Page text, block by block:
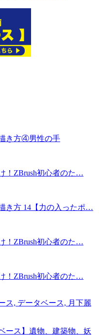
き方④男性の手
！ZBrush初心者のた…
き方 14【力の入ったポ…
！ZBrush初心者のた…
！ZBrush初心者のた…
ス, データベース, 月下麗
ース】遺物、建築物、妖